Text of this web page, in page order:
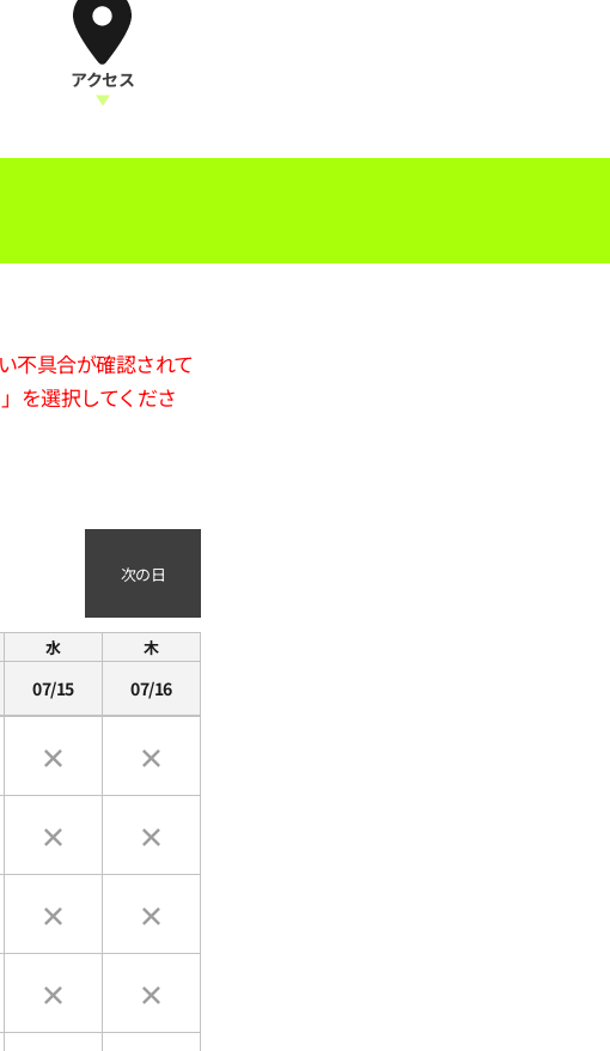
アクセス
不具合が確認されて
を選択してくださ
次の日
水
07/15
木
07/16